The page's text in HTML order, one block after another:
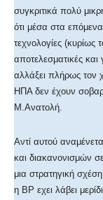
συγκριτικά πολύ
ότι μέσα στα
τεχνολογίες
αποτελεσματικές
αλλάξει πλήρως τον
ΗΠΑ δεν έχουν
Μ.Ανατολή.
Αντί αυτού
και διακανονισμών
μια στρατηγική
η BP εχει λάβει